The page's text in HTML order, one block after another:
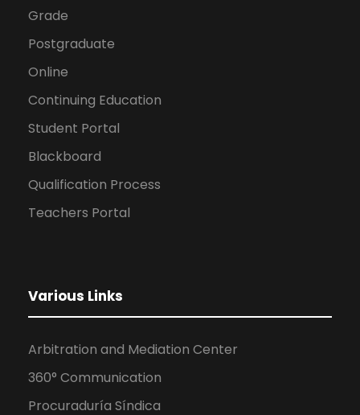
Grade
Postgraduate
Online
Continuing Education
Student Portal
Blackboard
Qualification Process
Teachers Portal
Various Links
Arbitration and Mediation Center
360° Communication
Procuraduría Síndica